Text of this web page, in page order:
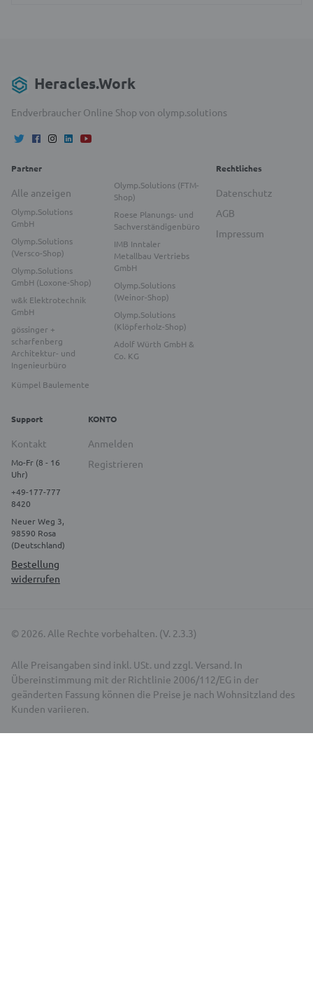
Heracles.Work
Endverbraucher Online Shop von olymp.solutions
Partner
Alle anzeigen
Olymp.Solutions
GmbH
Olymp.Solutions
(Versco-Shop)
Olymp.Solutions
GmbH (Loxone-Shop)
w&k Elektrotechnik
GmbH
gössinger +
scharfenberg
Architektur- und
Ingenieurbüro
Kümpel Baulemente
Olymp.Solutions (FTM-
Shop)
Roese Planungs- und
Sachverständigenbüro
IMB Inntaler
Metallbau Vertriebs
GmbH
Olymp.Solutions
(Weinor-Shop)
Olymp.Solutions
(Klöpferholz-Shop)
Adolf Würth GmbH &
Co. KG
Rechtliches
Datenschutz
AGB
Impressum
Support
Kontakt
Mo-Fr (8 - 16
Uhr)
+49-177-777
8420
Neuer Weg 3,
98590 Rosa
(Deutschland)
Bestellung
widerrufen
KONTO
Anmelden
Registrieren
© 2026. Alle Rechte vorbehalten. (V. 2.3.3)
Alle Preisangaben sind inkl. USt. und zzgl. Versand. In
Übereinstimmung mit der Richtlinie 2006/112/EG in der
geänderten Fassung können die Preise je nach Wohnsitzland des
Kunden variieren.